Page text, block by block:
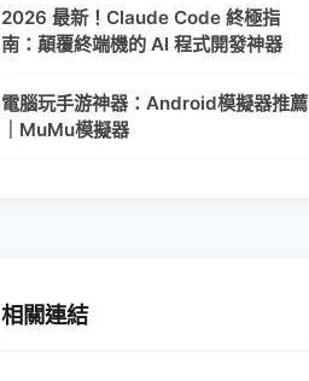
2026 最新！Claude Code 終極指
南：顛覆終端機的 AI 程式開發神器
電腦玩手游神器：Android模擬器推薦
｜MuMu模擬器
相關連結